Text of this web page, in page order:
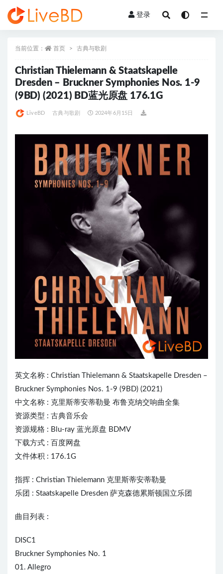
登录
当前位置： 首页 古典与歌剧
Christian Thielemann & Staatskapelle
Dresden – Bruckner Symphonies Nos. 1-9
(9BD) (2021) BD蓝光原盘 176.1G
LiveBD 古典与歌剧 2024年6月15日
英文名称 : Christian Thielemann & Staatskapelle Dresden –
Bruckner Symphonies Nos. 1-9 (9BD) (2021)
中文名称 : 克里斯蒂安蒂勒曼 布鲁克纳交响曲全集
资源类型 : 古典音乐会
资源规格 : Blu-ray 蓝光原盘 BDMV
下载方式 : 百度网盘
文件体积 : 176.1G
指挥 : Christian Thielemann 克里斯蒂安蒂勒曼
乐团 : Staatskapelle Dresden 萨克森德累斯顿国立乐团
曲目列表 :
DISC1
Bruckner Symphonies No. 1
01. Allegro